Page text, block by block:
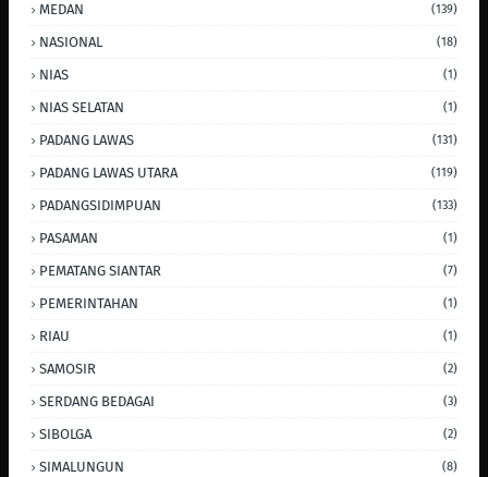
MEDAN (139)
NASIONAL (18)
NIAS (1)
NIAS SELATAN (1)
PADANG LAWAS (131)
PADANG LAWAS UTARA (119)
PADANGSIDIMPUAN (133)
PASAMAN (1)
PEMATANG SIANTAR (7)
PEMERINTAHAN (1)
RIAU (1)
SAMOSIR (2)
SERDANG BEDAGAI (3)
SIBOLGA (2)
SIMALUNGUN (8)